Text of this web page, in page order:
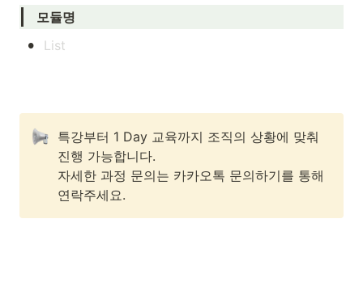
모듈명
•
특강부터 1 Day 교육까지 조직의 상황에 맞춰
진행 가능합니다.
자세한 과정 문의는 카카오톡 문의하기를 통해
연락주세요.